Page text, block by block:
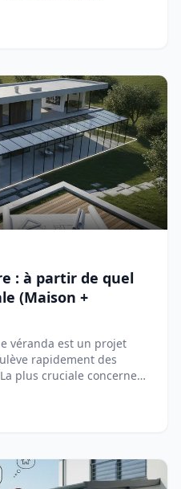
: à partir de quel
(Maison +
véranda est un projet
rapidement des
plus cruciale concerne